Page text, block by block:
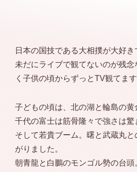
日本の国技である大相撲が大好き
未だにライブで観てないのが残
く子供の頃からずっとTV観てます
子どもの頃は、北の湖と輪島の黄
千代の富士は筋骨隆々で強さは驚
そして若貴ブーム。曙と武蔵丸
がりました。
朝青龍と白鵬のモンゴル勢の台頭